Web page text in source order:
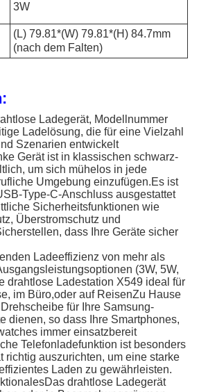
3W
(L) 79.81*(W) 79.81*(H) 84.7mm
(nach dem Falten)
Ladegerät, Modellnummer
Ladelösung, die für eine Vielzahl
Szenarien entwickelt
Gerät ist in klassischen schwarz-
um sich mühelos in jede
Umgebung einzufügen.Es ist
Type-C-Anschluss ausgestattet
Sicherheitsfunktionen wie
Überstromschutz und
dass Ihre Geräte sicher
Ladeeffizienz von mehr als
(3W, 5W,
drahtlose Ladestation X549 ideal für
im Büro,oder auf ReisenZu Hause
für Ihre Samsung-
dienen, so dass Ihre Smartphones,
immer einsatzbereit
Telefonladefunktion ist besonders
richtig auszurichten, um eine starke
Laden zu gewährleisten.
Das drahtlose Ladegerät